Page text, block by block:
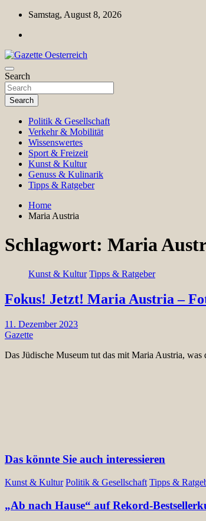
Skip
content
Samstag, August 8, 2026
Gazette Oesterreich
Magazin für Freizeit, Politik, Kultur & Wissenschaft
Search
Search
Politik & Gesellschaft
Verkehr & Mobilität
Wissenswertes
Sport & Freizeit
Kunst & Kultur
Genuss & Kulinarik
Tipps & Ratgeber
Home
Maria Austria
Schlagwort: Maria
Kunst & Kultur Tipps & Ratgeber
Fokus! Jetzt! Maria Austria –
11. Dezember 2023
Gazette
Das Jüdische Museum tut das mit Maria Austria,
Das könnte Sie auch interessieren
Kunst & Kultur Politik & Gesellschaft Tipps &
„Ab nach Hause“ auf Rekord-